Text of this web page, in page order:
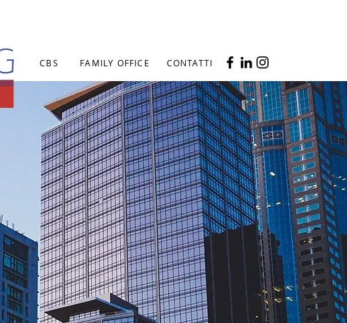
CBS FAMILY OFFICE CONTATTI